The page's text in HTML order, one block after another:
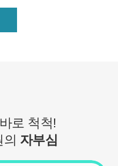
로 척척!
의 자부심
하고 있습니다.
별, 연령, 지역, 관심부위,
, 카드사명, 카드번호 등 카